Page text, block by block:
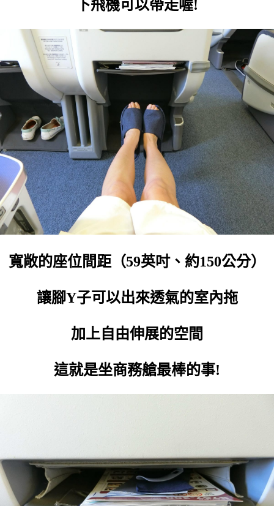
下飛機可以帶走喔!
寬敞的座位間距（59英吋、約150公分）
讓腳Y子可以出來透氣的室內拖
加上自由伸展的空間
這就是坐商務艙最棒的事!